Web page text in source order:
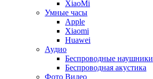
XiaoMi
Умные часы
Apple
Xiaomi
Huawei
Аудио
Беспроводные наушники
Беспроводная акустика
Фото Видео